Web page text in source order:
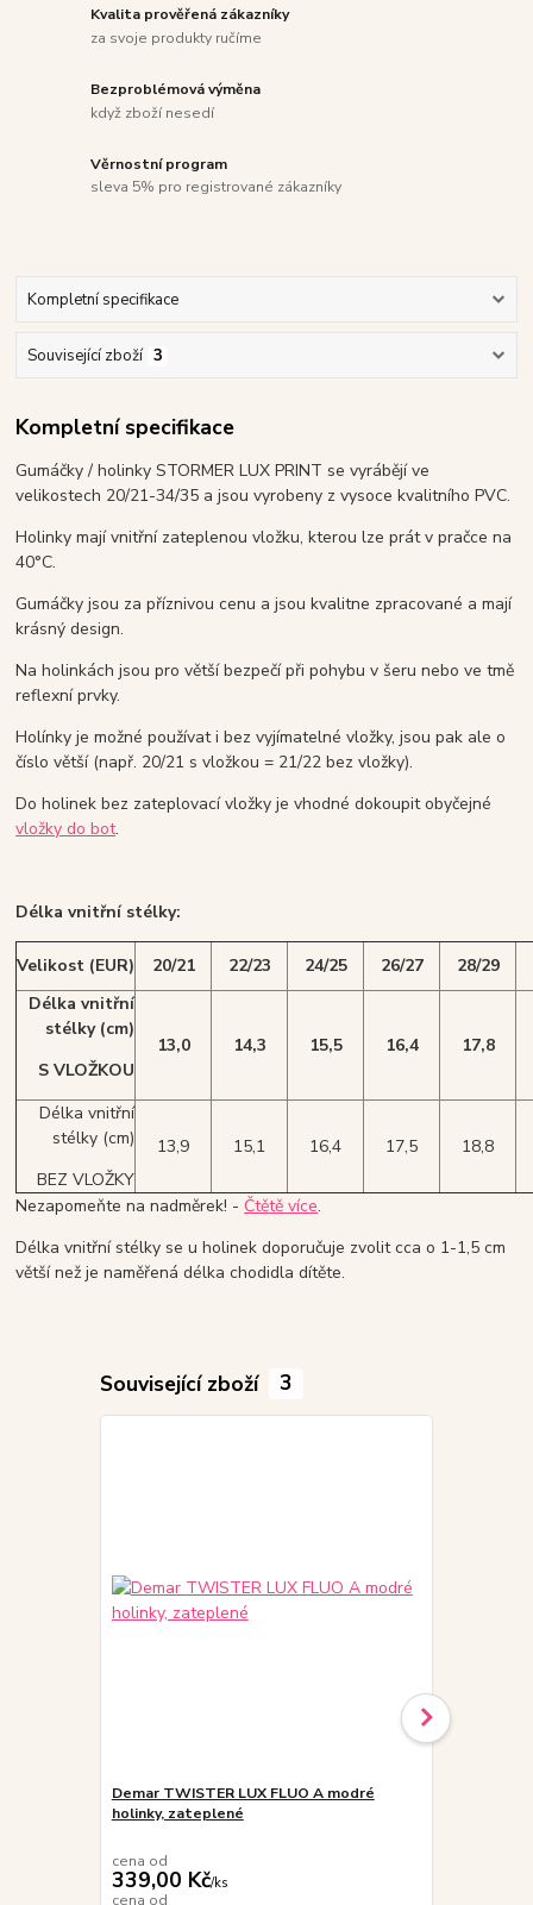
Kvalita prověřená zákazníky
za svoje produkty ručíme
Bezproblémová výměna
když zboží nesedí
Věrnostní program
sleva 5% pro registrované zákazníky
Kompletní specifikace
Související zboží 3
Kompletní specifikace
Gumáčky / holinky STORMER LUX PRINT se vyrábějí ve
velikostech 20/21-34/35 a jsou vyrobeny z vysoce kvalitního PVC.
Holinky mají vnitřní zateplenou vložku, kterou lze prát v pračce na
40°C.
Gumáčky jsou za příznivou cenu a jsou kvalitne zpracované a mají
krásný design.
Na holinkách jsou pro větší bezpečí při pohybu v šeru nebo ve tmě
reflexní prvky.
Holínky je možné používat i bez vyjímatelné vložky, jsou pak ale o
číslo větší (např. 20/21 s vložkou = 21/22 bez vložky).
Do holinek bez zateplovací vložky je vhodné dokoupit obyčejné
vložky do bot.
Délka vnitřní stélky:
Velikost (EUR) 20/21 22/23 24/25 26/27 28/29
Délka vnitřní
stélky (cm)
S VLOŽKOU
13,0 14,3 15,5 16,4 17,8
Délka vnitřní
stélky (cm)
BEZ VLOŽKY
13,9 15,1 16,4 17,5 18,8
Nezapomeňte na nadměrek! - Čtětě více.
Délka vnitřní stélky se u holinek doporučuje zvolit cca o 1-1,5 cm
větší než je naměřená délka chodidla dítěte.
Související zboží 3
Demar TWISTER LUX FLUO A modré
holinky, zateplené
cena od
339,00 Kč/ks
cena od